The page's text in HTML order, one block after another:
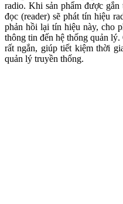
radio. Khi sản phẩm được
đọc (reader) sẽ phát tín hiệu
phản hồi lại tín hiệu này, cho
thông tin đến hệ thống quản
rất ngắn, giúp tiết kiệm thời
quản lý truyền thống.